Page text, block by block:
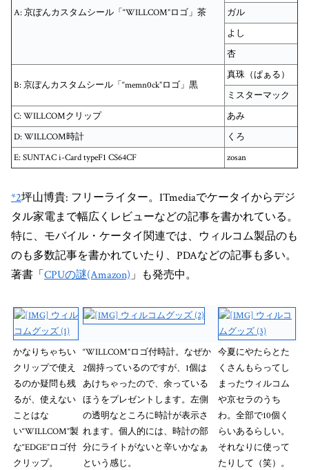
A: 京ぽんカスタムシール「“WILLCOM”ロゴ」茶
ガル
よし
杏
B: 京ぽんカスタムシール「“memn0ck”ロゴ」黒
真珠（ぱぁる）
ミスターマック
C: WILLCOMクリップ
あみ
D: WILLCOM時計
くろ
E: SUNTAC i-Card typeF1 CS64CF
zosan
*2坪山博貴: フリーライター。ITmediaでケータイからデジ
タル家電まで幅広くレビューなどの記事を書かれている。
特に、モバイル・ケータイ関連では、ウィルコム製品のも
のも多数記事を書かれていたり、PDAなどの記事も多い。
著書「 CPUの謎(Amazon)」も発売中。
かなりちゃちい
クリップで使え
るのか疑問も残
るが、使えない
ことはな
い“WILLCOM”製
な“EDGE”ロゴ付
クリップ。
“WILLCOM”ロゴ付時計。なぜか
2個持っているのですが、1個は
あけちゃったので、余っている
ほうをプレゼントします。左側
の透明なところに時計が表示さ
れます。個人的には、時計の部
分にライトがないと辛いかなぁ
という感じ。
今夏にやたらとた
くさんもらってし
まったウィルコム
や京セラのうち
わ。全部で10個く
らいあるらしい。
それなりに使って
たりして（笑）。